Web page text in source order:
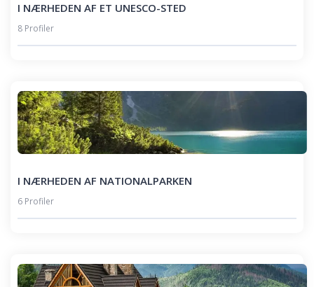
I NÆRHEDEN AF ET UNESCO-STED
8 Profiler
I NÆRHEDEN AF NATIONALPARKEN
6 Profiler